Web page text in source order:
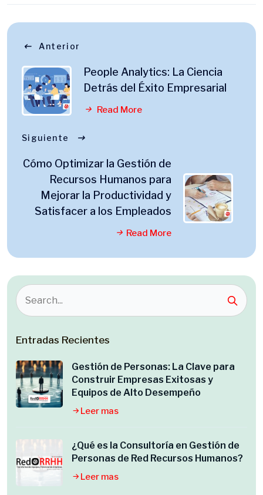
Anterior
People Analytics: La Ciencia
Detrás del Éxito Empresarial
Read More
Siguiente
Cómo Optimizar la Gestión de
Recursos Humanos para
Mejorar la Productividad y
Satisfacer a los Empleados
Read More
Entradas Recientes
Gestión de Personas: La Clave para
Construir Empresas Exitosas y
Equipos de Alto Desempeño
Leer mas
¿Qué es la Consultoría en Gestión de
Personas de Red Recursos Humanos?
Leer mas